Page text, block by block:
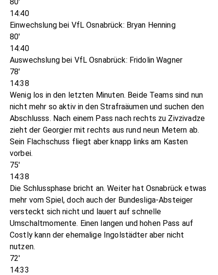
14:40
Einwechslung bei VfL Osnabrück: Bryan Henning
80'
14:40
Auswechslung bei VfL Osnabrück: Fridolin Wagner
78'
14:38
Wenig los in den letzten Minuten. Beide Teams sind nun
nicht mehr so aktiv in den Strafraäumen und suchen den
Abschlusss. Nach einem Pass nach rechts zu Zivzivadze
zieht der Georgier mit rechts aus rund neun Metern ab.
Sein Flachschuss fliegt aber knapp links am Kasten
vorbei.
75'
14:38
Die Schlussphase bricht an. Weiter hat Osnabrück etwas
mehr vom Spiel, doch auch der Bundesliga-Absteiger
versteckt sich nicht und lauert auf schnelle
Umschaltmomente. Einen langen und hohen Pass auf
Costly kann der ehemalige Ingolstädter aber nicht
nutzen.
72'
14:33